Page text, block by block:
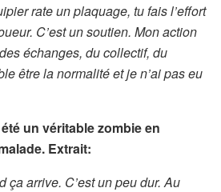
rate un plaquage, tu fais l’effort
C’est un soutien. Mon action
échanges, du collectif, du
être la normalité et je n’ai pas eu
un véritable zombie en
Extrait:
ça arrive. C’est un peu dur. Au